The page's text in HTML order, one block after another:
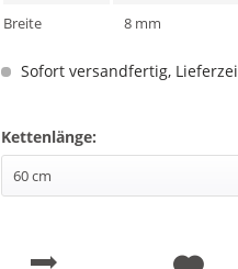
Breite
8 mm
Sofort versandfertig,
Kettenlänge: